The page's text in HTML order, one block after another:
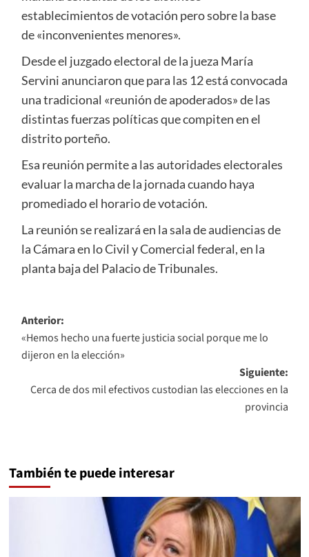
establecimientos de votación pero sobre la base
de «inconvenientes menores».
Desde el juzgado electoral de la jueza María
Servini anunciaron que para las 12 está convocada
una tradicional «reunión de apoderados» de las
distintas fuerzas políticas que compiten en el
distrito porteño.
Esa reunión permite a las autoridades electorales
evaluar la marcha de la jornada cuando haya
promediado el horario de votación.
La reunión se realizará en la sala de audiencias de
la Cámara en lo Civil y Comercial federal, en la
planta baja del Palacio de Tribunales.
Navegación
de
entradas
Anterior:
«Hemos hecho una fuerte justicia social porque me lo
dijeron en la elección»
Siguiente:
Cerca de dos mil efectivos custodian las elecciones en la
provincia
También te puede interesar